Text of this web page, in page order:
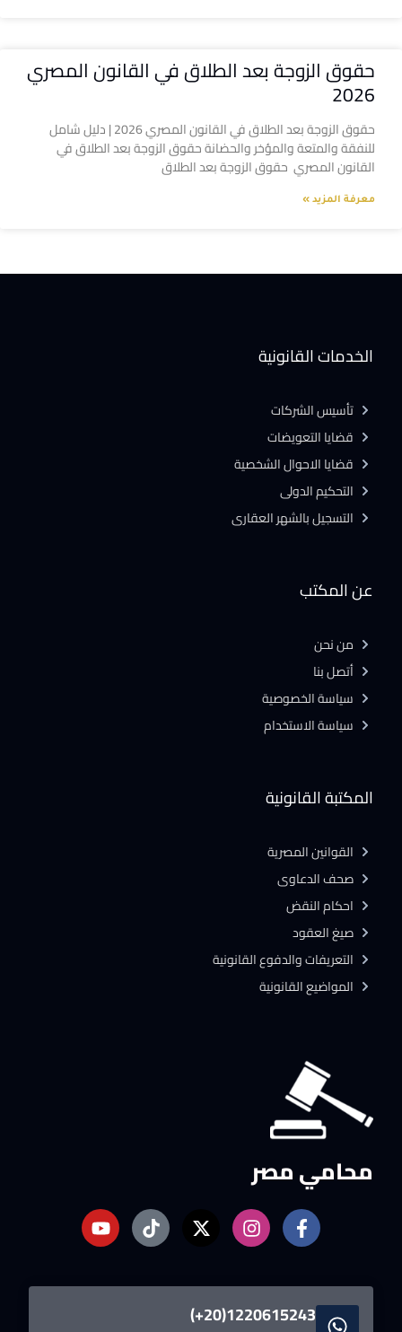
حقوق الزوجة بعد الطلاق في القانون المصري
2026
حقوق الزوجة بعد الطلاق في القانون المصري 2026 | دليل شامل
للنفقة والمتعة والمؤخر والحضانة حقوق الزوجة بعد الطلاق في
القانون المصري حقوق الزوجة بعد الطلاق
معرفة المزيد »
محامي مصر
1220615243(20+)
المكتبة القانونية
القوانين المصرية
صحف الدعاوى
احكام النقض
صيغ العقود
التعريفات والدفوع القانونية
المواضيع القانونية
عن المكتب
من نحن
أتصل بنا
سياسة الخصوصية
سياسة الاستخدام
الخدمات القانونية
تأسيس الشركات
قضايا التعويضات
قضايا الاحوال الشخصية
التحكيم الدولى
التسجيل بالشهر العقارى